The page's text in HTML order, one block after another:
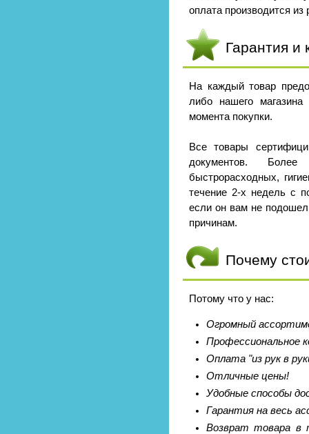
оплата производится из
Гарантия и
На каждый товар
либо нашего
момента покупки.
Все товары
документов.
быстрорасходных,
течение 2-х недель с
если он вам не
причинам.
Почему
Потому что у нас:
Огромный
Профессиональное
Оплата "из рук в
Отличные цены!
Удобные способы
Гарантия на весь
Возврат товара в